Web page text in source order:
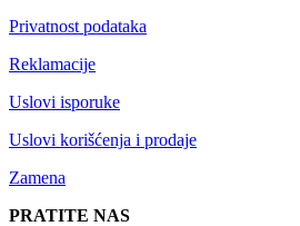
Privatnost podataka
Reklamacije
Uslovi isporuke
Uslovi korišćenja i prodaje
Zamena
PRATITE NAS